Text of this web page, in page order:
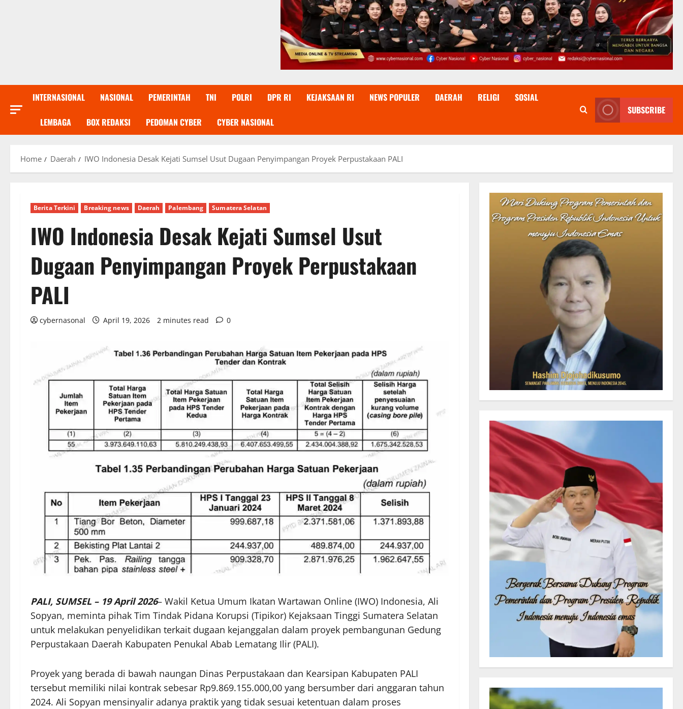
INTERNASIONAL NASIONAL PEMERINTAH TNI POLRI DPR RI KEJAKSAAN RI NEWS POPULER DAERAH RELIGI SOSIAL
LEMBAGA BOX REDAKSI PEDOMAN CYBER CYBER NASIONAL
SUBSCRIBE
Home Daerah IWO Indonesia Desak Kejati Sumsel Usut Dugaan Penyimpangan Proyek Perpustakaan PALI
Berita Terkini Breaking news Daerah Palembang Sumatera Selatan
IWO Indonesia Desak Kejati Sumsel Usut
Dugaan Penyimpangan Proyek Perpustakaan
PALI
cybernasonal April 19, 2026 2 minutes read 0
PALI, SUMSEL – 19 April 2026– Wakil Ketua Umum Ikatan Wartawan Online (IWO) Indonesia, Ali
Sopyan, meminta pihak Tim Tindak Pidana Korupsi (Tipikor) Kejaksaan Tinggi Sumatera Selatan
untuk melakukan penyelidikan terkait dugaan kejanggalan dalam proyek pembangunan Gedung
Perpustakaan Daerah Kabupaten Penukal Abab Lematang Ilir (PALI).
Proyek yang berada di bawah naungan Dinas Perpustakaan dan Kearsipan Kabupaten PALI
tersebut memiliki nilai kontrak sebesar Rp9.869.155.000,00 yang bersumber dari anggaran tahun
2024. Ali Sopyan mensinyalir adanya praktik yang tidak sesuai ketentuan dalam proses